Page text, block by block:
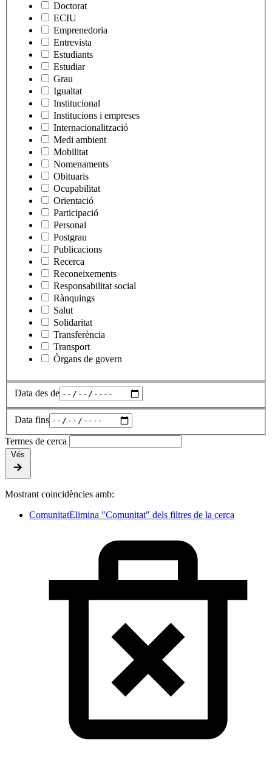
Doctorat
ECIU
Emprenedoria
Entrevista
Estudiants
Estudiar
Grau
Igualtat
Institucional
Institucions i empreses
Internacionalització
Medi ambient
Mobilitat
Nomenaments
Obituaris
Ocupabilitat
Orientació
Participació
Personal
Postgrau
Publicacions
Recerca
Reconeixements
Responsabilitat social
Rànquings
Salut
Solidaritat
Transferència
Transport
Òrgans de govern
Data des de
Data fins
Termes de cerca
Vés
Mostrant coincidències amb:
ComunitatElimina "Comunitat" dels filtres de la cerca